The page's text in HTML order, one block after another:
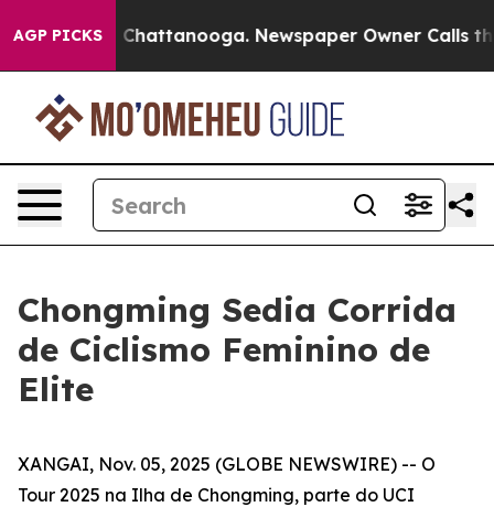
AGP PICKSin Chattanooga. Newspaper Owner Calls the
Chongming Sedia Corrida
de Ciclismo Feminino de
Elite
XANGAI, Nov. 05, 2025 (GLOBE NEWSWIRE) -- O
Tour 2025 na Ilha de Chongming, parte do UCI